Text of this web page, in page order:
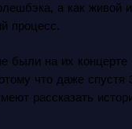
а как живой и
процесс.
были на их концерте
что даже спустя
рассказать